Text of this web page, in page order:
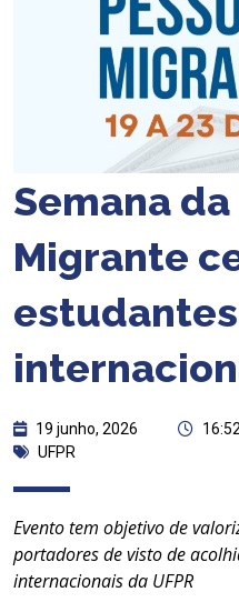
Semana
Migrante
estudantes
19 junho, 2026
UFPR
Evento tem objetivo de
portadores de visto de
internacionais da UFPR